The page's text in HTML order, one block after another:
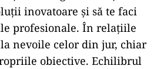
inovatoare și să te faci
profesionale. În relațiile
nevoile celor din jur, chiar
obiective. Echilibrul